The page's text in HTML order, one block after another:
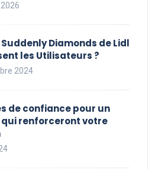
Diamonds de Lidl
les Utilisateurs ?
2024
de confiance pour un
qui renforceront votre